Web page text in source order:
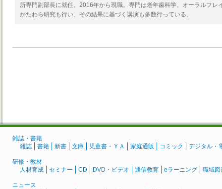
所専門副部長に就任。2016年から現職。専門は老年歯科学。オーラルフレ
かたわら研究も行い、その結果に基づく講演も多数行っている。
雑誌・書籍
雑誌
書籍 新書 文庫 児童書・ＹＡ 家庭通販 コミック デジタル・
研修・教材
人材育成
セミナー CD DVD・ビデオ 通信教育 eラーニング 職域図
ニュース